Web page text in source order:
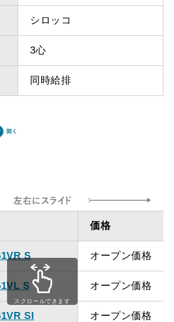
シロッコ
3心
同時給排
最大寸法 870ｍｍ
点検口を設けての最小寸
法は弊社にお問い合わせ
ください。
価格
S オープン価格
S オープン価格
SI オープン価格
スクロールできます